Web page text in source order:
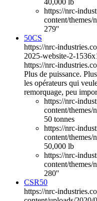
40,000 lb
https://nrc-
content/themes/
279''
50CS
https://nrc-
2025-website-2-
https://nrc-
Plus de puissance.
les opérateurs qui
remorquage, peu
https://nrc-
content/themes/
50 tonnes
https://nrc-
content/themes/
50,000 lb
https://nrc-
content/themes/
280''
CSR50
https://nrc-